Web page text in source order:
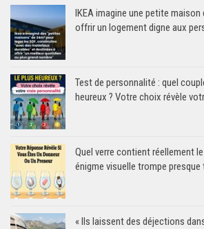
IKEA imagine une petite maison
offrir un logement digne aux
Test de personnalité : quel
heureux ? Votre choix révèle
Quel verre contient réellement
énigme visuelle trompe
« Ils laissent des déjections